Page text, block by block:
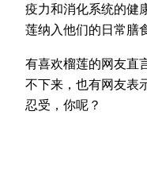
疫力和消化系统的健
莲纳入他们的日常膳
有喜欢榴莲的网友直
不下来，也有网友表
忍受，你呢？